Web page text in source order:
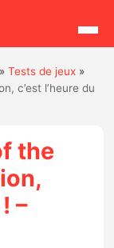
»Tests de jeux »
c’est l’heure du
the
–